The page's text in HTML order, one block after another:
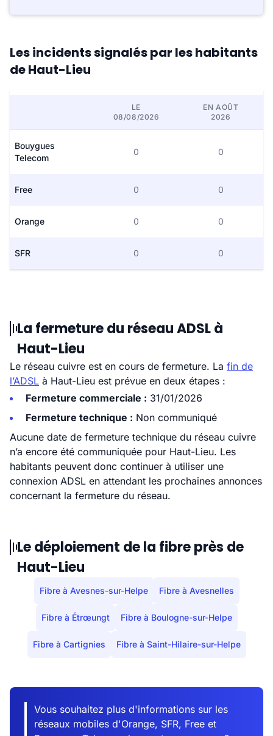
Les incidents signalés par les habitants
de Haut-Lieu
LE
08/08/2026
EN AOÛT
2026
Bouygues
Telecom
0 0
Free 0 0
Orange 0 0
SFR 0 0
La fermeture du réseau ADSL à
Haut-Lieu
Le réseau cuivre est en cours de fermeture. La fin de
l’ADSL à Haut-Lieu est prévue en deux étapes :
Fermeture commerciale : 31/01/2026
Fermeture technique : Non communiqué
Aucune date de fermeture technique du réseau cuivre
n’a encore été communiquée pour Haut-Lieu. Les
habitants peuvent donc continuer à utiliser une
connexion ADSL en attendant les prochaines annonces
concernant la fermeture du réseau.
Le déploiement de la fibre près de
Haut-Lieu
Fibre à Avesnes-sur-Helpe Fibre à Avesnelles
Fibre à Étrœungt Fibre à Boulogne-sur-Helpe
Fibre à Cartignies Fibre à Saint-Hilaire-sur-Helpe
Vous souhaitez plus d'informations sur les
réseaux mobiles d'Orange, SFR, Free et